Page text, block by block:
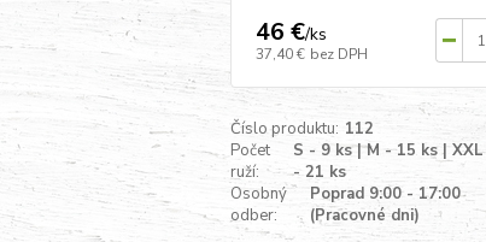
46 €/ks
37,40 € bez DPH
Číslo produktu: 112
Počet
ruží:
S - 9 ks | M - 15 ks | XXL
- 21 ks
Osobný
odber:
Poprad 9:00 - 17:00
(Pracovné dni)